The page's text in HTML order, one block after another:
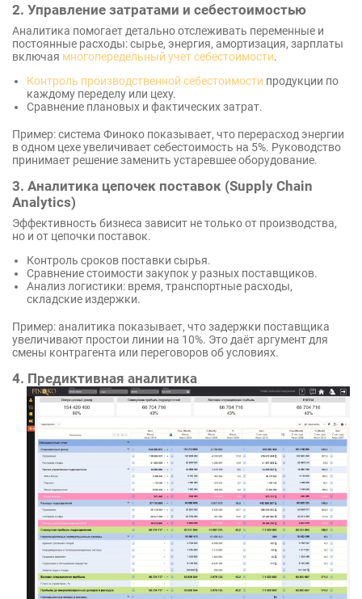
2. Управление затратами и себестоимостью
Аналитика помогает детально отслеживать переменные и
постоянные расходы: сырье, энергия, амортизация, зарплаты
включая многопередельный учет себестоимости.
Контроль производственной себестоимости продукции по
каждому переделу или цеху.
Сравнение плановых и фактических затрат.
Пример: система Финоко показывает, что перерасход энергии
в одном цехе увеличивает себестоимость на 5%. Руководство
принимает решение заменить устаревшее оборудование.
3. Аналитика цепочек поставок (Supply Chain
Analytics)
Эффективность бизнеса зависит не только от производства,
но и от цепочки поставок.
Контроль сроков поставки сырья.
Сравнение стоимости закупок у разных поставщиков.
Анализ логистики: время, транспортные расходы,
складские издержки.
Пример: аналитика показывает, что задержки поставщика
увеличивают простои линии на 10%. Это даёт аргумент для
смены контрагента или переговоров об условиях.
4. Предиктивная аналитика